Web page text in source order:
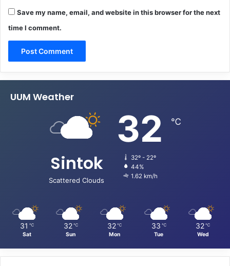
Save my name, email, and website in this browser for the next
time I comment.
UUM Weather
Sintok
Scattered Clouds
32 ℃
32º - 22º
44%
1.62 km/h
31 ℃
Sat
32 ℃
Sun
32 ℃
Mon
33 ℃
Tue
32 ℃
Wed